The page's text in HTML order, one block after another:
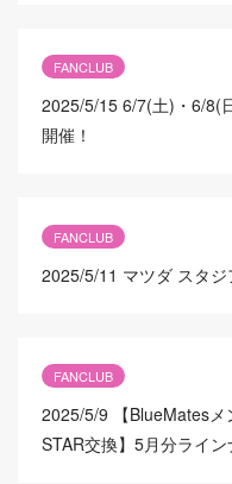
FANCLUB
2025/5/15 6/7(土)・6/8(
開催！
FANCLUB
2025/5/11 マツダ スタジ
FANCLUB
2025/5/9
【BlueMates
STAR交換】5月分ライン